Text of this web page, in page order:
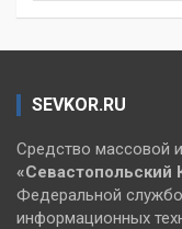
SEVKOR.RU
Средство массовой
«Севастопольский
Федеральной
информационных